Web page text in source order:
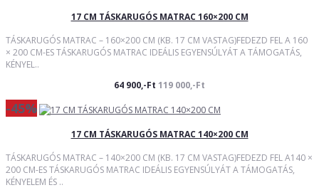
17 CM TÁSKARUGÓS MATRAC 160×200 CM
TÁSKARUGÓS MATRAC – 160×200 CM (KB. 17 CM VASTAG)FEDEZD FEL A 160
× 200 CM-ES TÁSKARUGÓS MATRAC IDEÁLIS EGYENSÚLYÁT A TÁMOGATÁS,
KÉNYEL..
64 900,-Ft 119 000,-Ft
-45%
17 CM TÁSKARUGÓS MATRAC 140×200 CM
TÁSKARUGÓS MATRAC – 140×200 CM (KB. 17 CM VASTAG)FEDEZD FEL A140 ×
200 CM-ES TÁSKARUGÓS MATRAC IDEÁLIS EGYENSÚLYÁT A TÁMOGATÁS,
KÉNYELEM ÉS ..